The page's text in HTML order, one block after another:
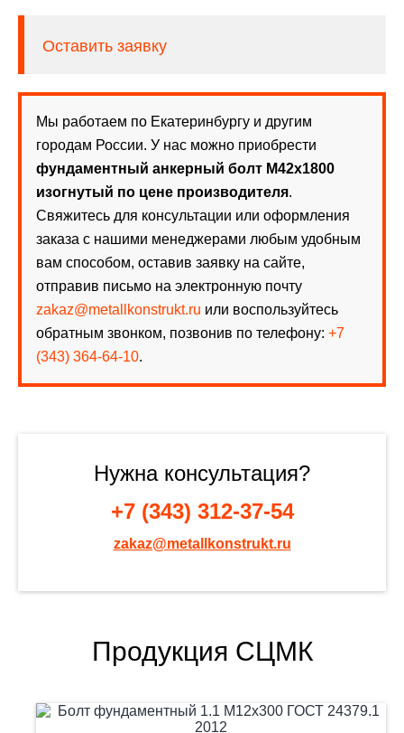
Оставить заявку
Мы работаем по Екатеринбургу и другим
городам России. У нас можно приобрести
фундаментный анкерный болт М42х1800
изогнутый по цене производителя.
Свяжитесь для консультации или оформления
заказа с нашими менеджерами любым удобным
вам способом, оставив заявку на сайте,
отправив письмо на электронную почту
zakaz@metallkonstrukt.ru или воспользуйтесь
обратным звонком, позвонив по телефону: +7
(343) 364-64-10.
Нужна консультация?
+7 (343) 312-37-54
zakaz@metallkonstrukt.ru
Продукция СЦМК